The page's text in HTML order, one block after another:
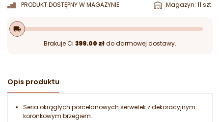
PRODUKT DOSTĘPNY W MAGAZYNIE Magazyn: 11 szt.
local_shipping
Brakuje Ci 399.00 złdo darmowej dostawy.
Opis produktu
Seria okrągłych porcelanowych serwetek z dekoracyjnym
koronkowym brzegiem.